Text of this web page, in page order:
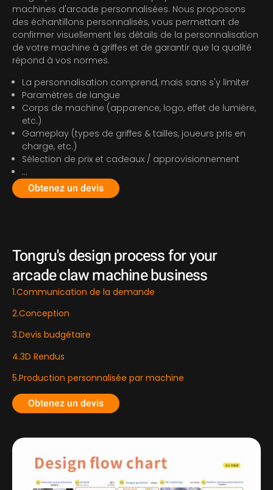
machines d'arcade personnalisées. Nous proposons
des échantillons personnalisés, vous permettant de
confirmer visuellement les détails de la personnalisation
de votre machine à griffes et de garantir que la qualité
répond à vos normes.
La personnalisation comprend, mais sans s'y limiter
Paramètres de langue
Corps de machine (apparence, logo, effet de lumière,
etc.)
Gameplay (types de griffes & tailles, joueurs pris en
charge, etc.)
Sélection de prix et cadeaux / approvisionnement
…
Obtenez un devis
Tongru's design process for your
arcade claw machine business
1.Communication de la demande
2.Conception
3.Devis budgétaire
4.3D Rendus
5.Production personnalisée par machine
Obtenez un devis